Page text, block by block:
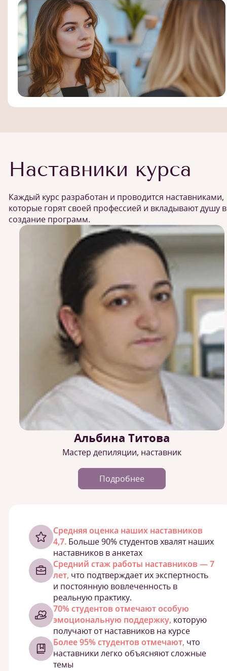
Наставники курса
Каждый курс разработан и проводится наставниками,
которые горят своей профессией и вкладывают душу в
создание программ.
Альбина Титова
Мастер депиляции, наставник
Подробнее
Cредняя оценка наших наставников
4,7. Больше 90% студентов хвалят наших
наставников в анкетах
Средний стаж работы наставников — 7
лет, что подтверждает их экспертность
и постоянную вовлеченность в
реальную практику.
70% студентов отмечают особую
эмоциональную поддержку, которую
получают от наставников на курсе
Более 95% студентов отмечают, что
наставники легко объясняют сложные
темы